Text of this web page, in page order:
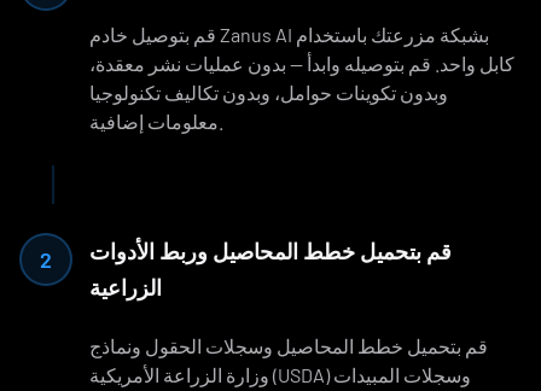
قم بتوصيل خادم Zanus AI بشبكة مزرعتك باستخدام
كابل واحد. قم بتوصيله وابدأ — بدون عمليات نشر معقدة،
وبدون تكوينات حوامل، وبدون تكاليف تكنولوجيا
2
قم بتحميل خطط المحاصيل وربط الأدوات
الزراعية
قم بتحميل خطط المحاصيل وسجلات الحقول ونماذج
وزارة الزراعة الأمريكية (USDA) وسجلات المبيدات